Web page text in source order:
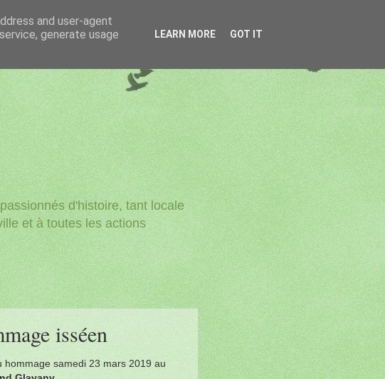
d'histoire, tant locale
et à toutes les actions
isséen
hommage samedi 23 mars 2019 au
and user-agent
generate usage
LEARN MORE GOT IT